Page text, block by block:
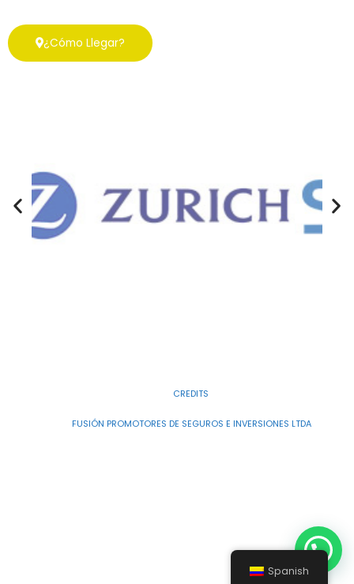
¿Cómo Llegar?
CREDITS
FUSIÓN PROMOTORES DE SEGUROS E INVERSIONES LTDA
Spanish